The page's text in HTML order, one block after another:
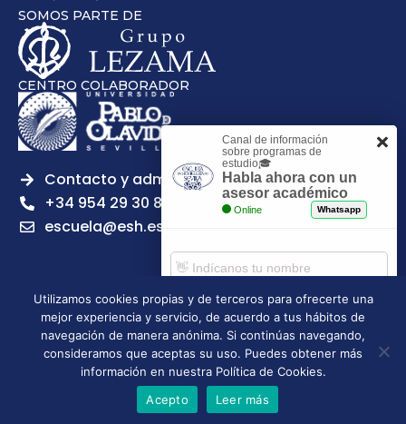
SOMOS PARTE DE
CENTRO COLABORADOR
Contacto y admisiones
+34 954 29 30 81
escuela@esh.es
Aviso legal Política de Privacidad
Política de Cookies
Política de calidad
Tablón de anuncios
Escuela Superior de Hostelería de Sevilla | 2026 | Todos los
derechos reservados
Utilizamos cookies propias y de terceros para ofrecerte una
mejor experiencia y servicio, de acuerdo a tus hábitos de
navegación de manera anónima. Si continúas navegando,
consideramos que aceptas su uso. Puedes obtener más
información en nuestra Política de Cookies.
Acepto
Leer más
Canal de información
sobre programas de
estudio🎓
Habla ahora con un
asesor académico
Online Whatsapp
Comenzar chat